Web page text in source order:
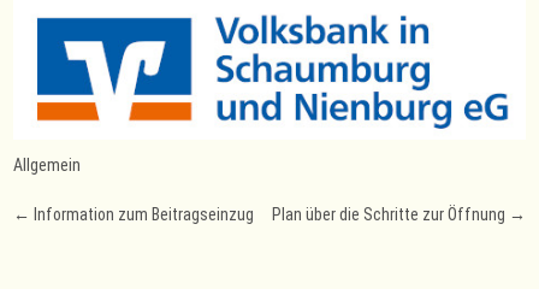
Allgemein
Post
← Information zum Beitragseinzug Plan über die Schritte zur Öffnung →